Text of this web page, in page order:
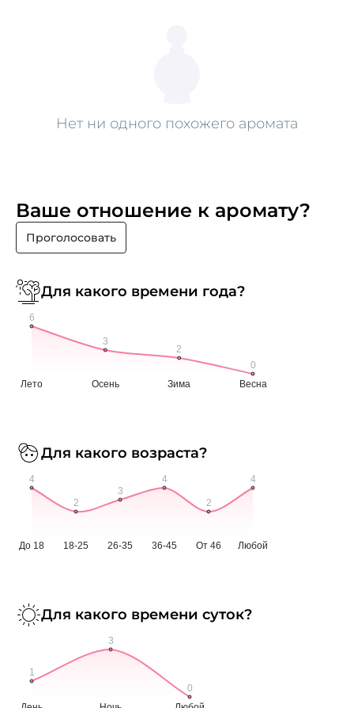
Нет ни одного похожего аромата
Ваше отношение к аромату?
Проголосовать
Для какого времени года?
Для какого возраста?
Для какого времени суток?